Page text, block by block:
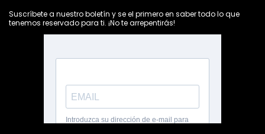
Suscríbete a nuestro boletín y se el primero en saber todo lo que
tenemos reservado para ti. ¡No te arrepentirás!